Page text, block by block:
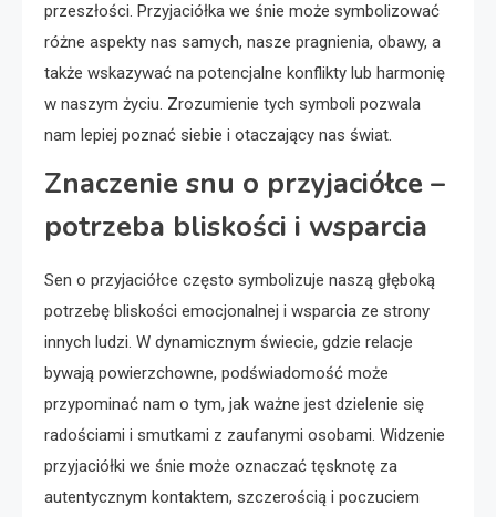
przeszłości. Przyjaciółka we śnie może symbolizować
różne aspekty nas samych, nasze pragnienia, obawy, a
także wskazywać na potencjalne konflikty lub harmonię
w naszym życiu. Zrozumienie tych symboli pozwala
nam lepiej poznać siebie i otaczający nas świat.
Znaczenie snu o przyjaciółce –
potrzeba bliskości i wsparcia
Sen o przyjaciółce często symbolizuje naszą głęboką
potrzebę bliskości emocjonalnej i wsparcia ze strony
innych ludzi. W dynamicznym świecie, gdzie relacje
bywają powierzchowne, podświadomość może
przypominać nam o tym, jak ważne jest dzielenie się
radościami i smutkami z zaufanymi osobami. Widzenie
przyjaciółki we śnie może oznaczać tęsknotę za
autentycznym kontaktem, szczerością i poczuciem